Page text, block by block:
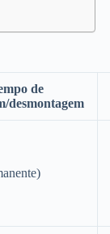
de
desmontagem